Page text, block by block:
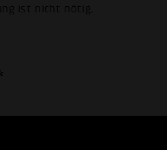
ist nicht nötig.